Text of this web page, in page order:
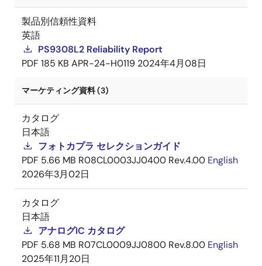
製品別信頼性資料
英語
PS9308L2 Reliability Report
PDF 185 KB APR-24-H0119 2024年4月08日
マーケティング資料 (3)
カタログ
日本語
フォトカプラ セレクションガイド
PDF 5.66 MB R08CL0003JJ0400 Rev.4.00 English
2026年3月02日
カタログ
日本語
アナログIC カタログ
PDF 5.68 MB R07CL0009JJ0800 Rev.8.00 English
2025年11月20日